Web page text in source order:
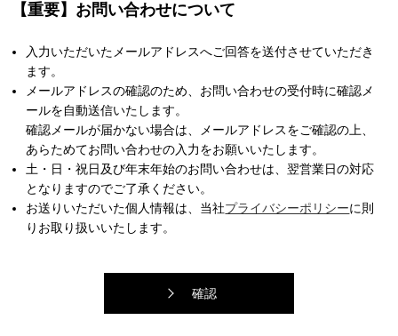
【重要】お問い合わせについて
入力いただいたメールアドレスへご回答を送付させていただき
ます。
メールアドレスの確認のため、お問い合わせの受付時に確認メ
ールを自動送信いたします。
確認メールが届かない場合は、メールアドレスをご確認の上、
あらためてお問い合わせの入力をお願いいたします。
土・日・祝日及び年末年始のお問い合わせは、翌営業日の対応
となりますのでご了承ください。
お送りいただいた個人情報は、当社プライバシーポリシーに則
りお取り扱いいたします。
確認